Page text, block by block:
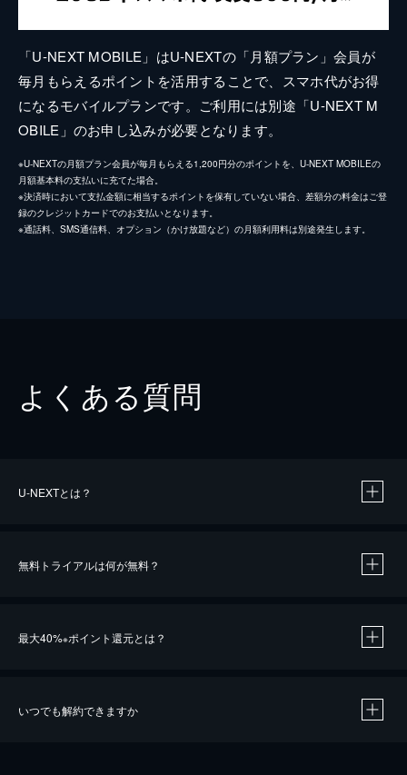
「U-NEXT MOBILE」はU-NEXTの「月額プラン」会員が
毎月もらえるポイントを活用することで、スマホ代がお得
になるモバイルプランです。ご利用には別途「U-NEXT M
OBILE」のお申し込みが必要となります。
※U-NEXTの月額プラン会員が毎月もらえる1,200円分のポイントを、U-NEXT MOBILEの
月額基本料の支払いに充てた場合。
※決済時において支払金額に相当するポイントを保有していない場合、差額分の料金はご登
録のクレジットカードでのお支払いとなります。
※通話料、SMS通信料、オプション（かけ放題など）の月額利用料は別途発生します。
よくある質問
U-NEXTとは？
無料トライアルは何が無料？
最大40%※ポイント還元とは？
いつでも解約できますか